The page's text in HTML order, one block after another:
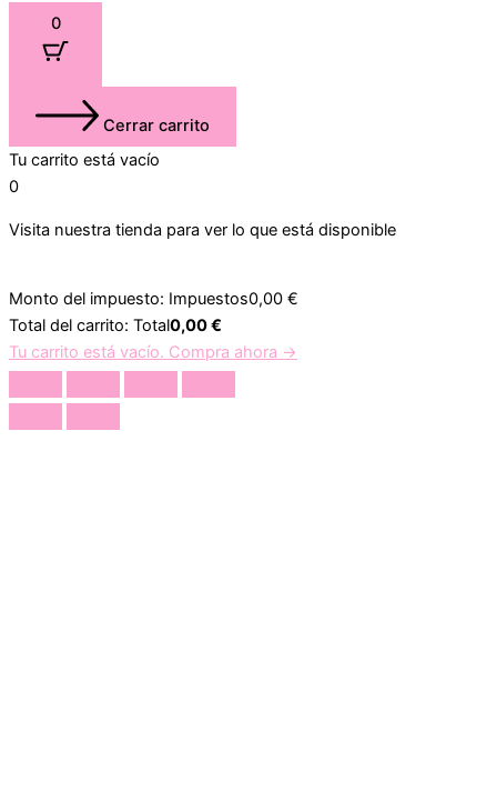
0
Cerrar carrito
Tu carrito está vacío
0
Visita nuestra tienda para ver lo que está disponible
Monto del impuesto: Impuestos0,00 €
Total del carrito: Total0,00€
Tu carrito está vacío. Compra ahora →